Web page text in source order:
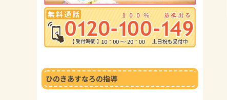
ひのきあすなろの指導